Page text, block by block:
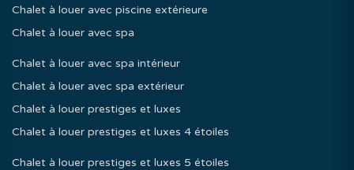
Chalet à louer avec piscine extérieure
Chalet à louer avec spa
Chalet à louer avec spa intérieur
Chalet à louer avec spa extérieur
Chalet à louer prestiges et luxes
Chalet à louer prestiges et luxes 4 étoiles
Chalet à louer prestiges et luxes 5 étoiles